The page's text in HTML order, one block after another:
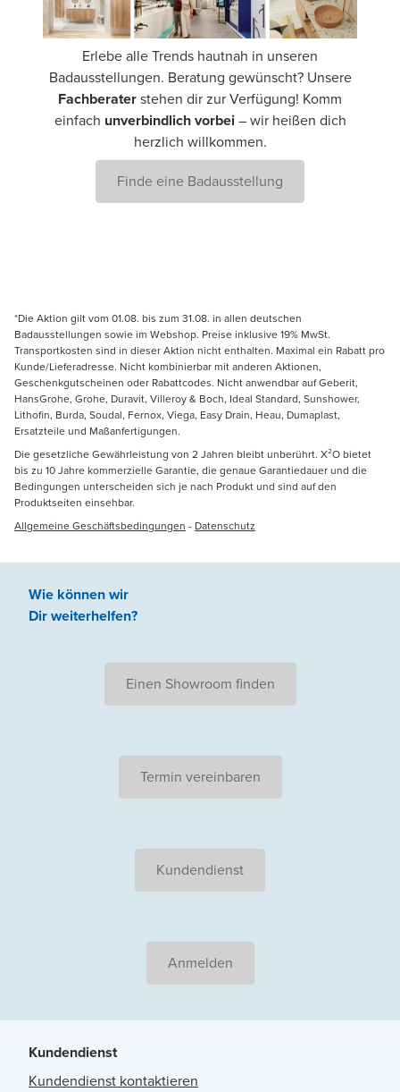
Erlebe alle Trends hautnah in unseren
Badausstellungen. Beratung gewünscht? Unsere
Fachberaterstehen dir zur Verfügung! Komm
einfach unverbindlich vorbei – wir heißen dich
herzlich willkommen.
Finde eine Badausstellung
*Die Aktion gilt vom 01.08. bis zum 31.08. in allen deutschen
Badausstellungen sowie im Webshop. Preise inklusive 19% MwSt.
Transportkosten sind in dieser Aktion nicht enthalten. Maximal ein Rabatt pro
Kunde/Lieferadresse. Nicht kombinierbar mit anderen Aktionen,
Geschenkgutscheinen oder Rabattcodes. Nicht anwendbar auf Geberit,
HansGrohe, Grohe, Duravit, Villeroy & Boch, Ideal Standard, Sunshower,
Lithofin, Burda, Soudal, Fernox, Viega, Easy Drain, Heau, Dumaplast,
Ersatzteile und Maßanfertigungen.
Die gesetzliche Gewährleistung von 2 Jahren bleibt unberührt. X²O bietet
bis zu 10 Jahre kommerzielle Garantie, die genaue Garantiedauer und die
Bedingungen unterscheiden sich je nach Produkt und sind auf den
Produktseiten einsehbar.
Allgemeine Geschäftsbedingungen - Datenschutz
Wie können wir
Dir weiterhelfen?
Einen Showroom finden
Termin vereinbaren
Kundendienst
Anmelden
Kundendienst
Kundendienst kontaktieren